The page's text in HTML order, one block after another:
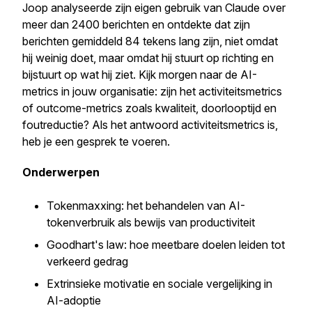
Joop analyseerde zijn eigen gebruik van Claude over
meer dan 2400 berichten en ontdekte dat zijn
berichten gemiddeld 84 tekens lang zijn, niet omdat
hij weinig doet, maar omdat hij stuurt op richting en
bijstuurt op wat hij ziet. Kijk morgen naar de AI-
metrics in jouw organisatie: zijn het activiteitsmetrics
of outcome-metrics zoals kwaliteit, doorlooptijd en
foutreductie? Als het antwoord activiteitsmetrics is,
heb je een gesprek te voeren.
Onderwerpen
Tokenmaxxing: het behandelen van AI-
tokenverbruik als bewijs van productiviteit
Goodhart's law: hoe meetbare doelen leiden tot
verkeerd gedrag
Extrinsieke motivatie en sociale vergelijking in
AI-adoptie